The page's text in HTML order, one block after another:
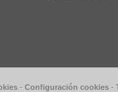
- Configuración cookies -